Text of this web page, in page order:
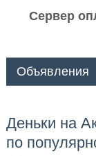
Сервер
Объявления
Деньки на
по